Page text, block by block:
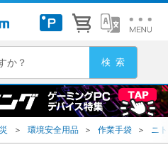
＞ 環境安全用品 ＞ 作業手袋 ＞ ニ